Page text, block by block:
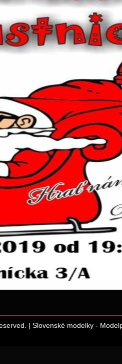
| Slovenské modelky -